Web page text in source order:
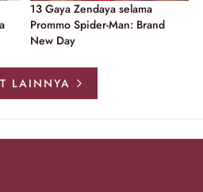
13 Gaya Zendaya selama
Prommo Spider-Man: Brand
New Day
LAINNYA